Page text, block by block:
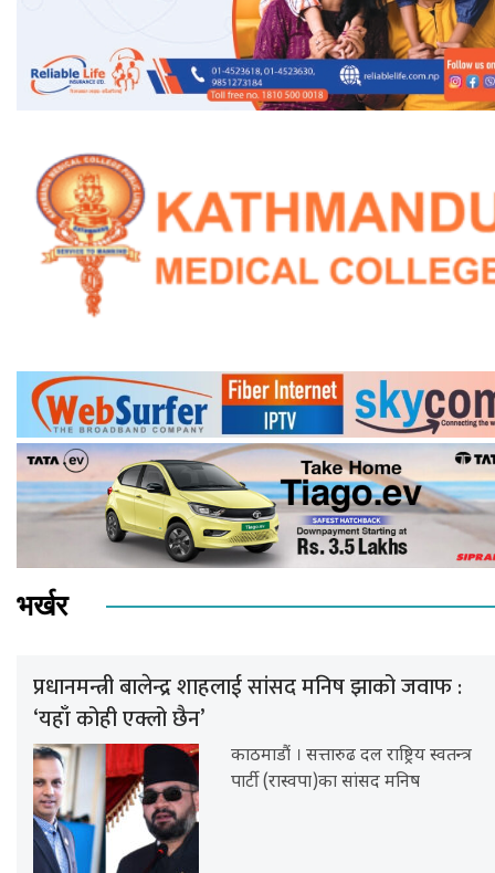
भर्खर
प्रधानमन्त्री बालेन्द्र शाहलाई सांसद मनिष झाको जवाफ :
‘यहाँ कोही एक्लो छैन’
काठमाडौं । सत्तारुढ दल राष्ट्रिय स्वतन्त्र
पार्टी (रास्वपा)का सांसद मनिष